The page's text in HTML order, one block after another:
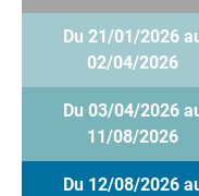
Du 21/01/2026
02/04/2026
Du 03/04/2026
11/08/2026
Du 12/08/2026